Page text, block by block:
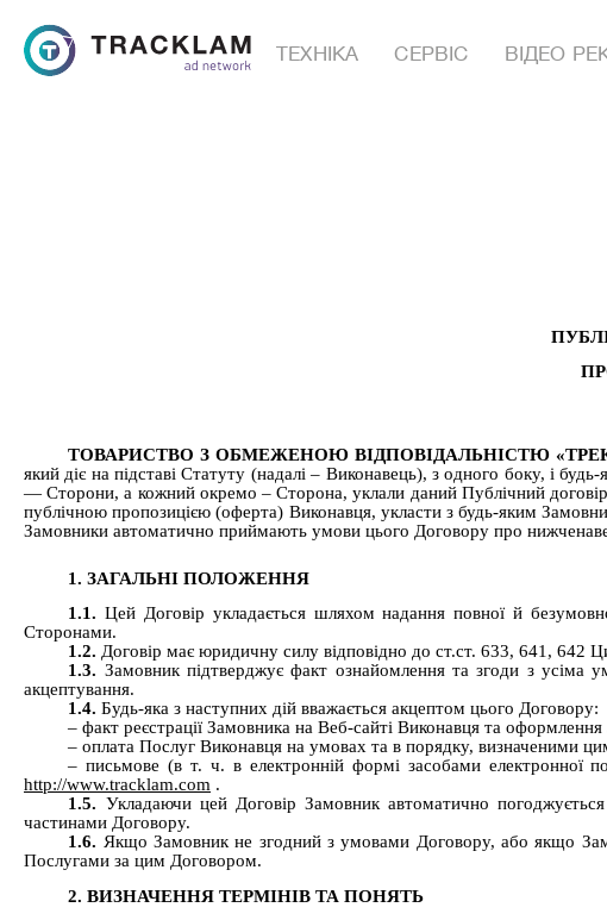
ТЕХНІКА СЕРВІС ВІДЕО
ТОВАРИСТВО З ОБМЕЖЕНОЮ ВІДПОВІДАЛЬНІСТЮ
який діє на підставі Статуту (надалі – Виконавець), з одного боку, і
— Сторони, а кожний окремо – Сторона, уклали даний Публічний
публічною пропозицією (оферта) Виконавця, укласти з будь-яким
Замовники автоматично приймають умови цього Договору про
1. ЗАГАЛЬНІ ПОЛОЖЕННЯ
1.1. Цей Договір укладається шляхом надання повної й
Сторонами.
1.2. Договір має юридичну силу відповідно до ст.ст. 633, 641, 642
1.3. Замовник підтверджує факт ознайомлення та згоди з
акцептування.
1.4. Будь-яка з наступних дій вважається акцептом цього Договору:
– факт реєстрації Замовника на Веб-сайті Виконавця та
–оплата Послуг Виконавця на умовах та в порядку, визначеними
–письмове (в т. ч. в електронній формі засобами електронної
http://www.tracklam.com .
1.5. Укладаючи цей Договір Замовник автоматично
частинами Договору.
1.6. Якщо Замовник не згодний з умовами Договору, або якщо
Послугами за цим Договором.
2. ВИЗНАЧЕННЯ ТЕРМІНІВ ТА ПОНЯТЬ